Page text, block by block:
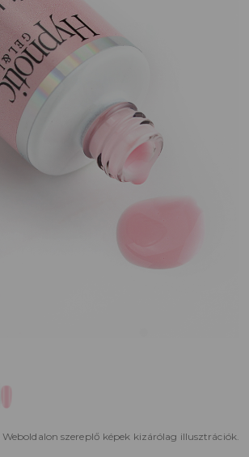
Weboldalon szereplő képek kizárólag illusztrációk.